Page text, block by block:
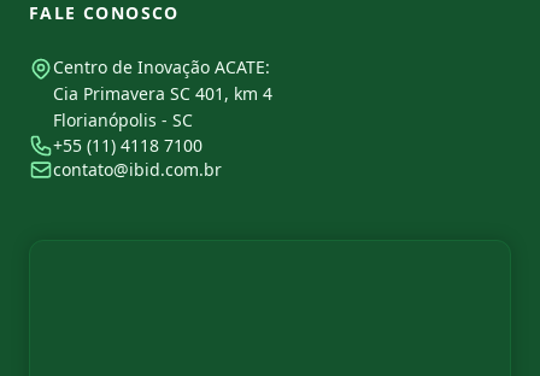
FALE CONOSCO
Centro de Inovação ACATE:
Cia Primavera SC 401, km 4
Florianópolis - SC
+55 (11) 4118 7100
contato@ibid.com.br